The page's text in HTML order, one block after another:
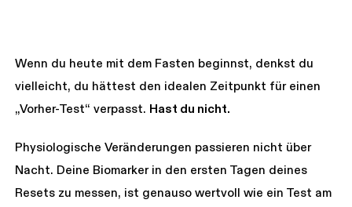
Wenn du heute mit dem Fasten beginnst, denkst du
vielleicht, du hättest den idealen Zeitpunkt für einen
„Vorher-Test“ verpasst. Hast du nicht.
Physiologische Veränderungen passieren nicht über
Nacht. Deine Biomarker in den ersten Tagen deines
Resets zu messen, ist genauso wertvoll wie ein Test am